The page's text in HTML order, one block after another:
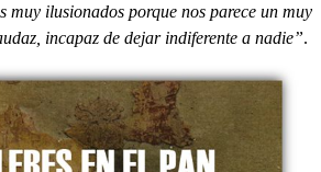
muy ilusionados porque nos parece un muy
incapaz de dejar indiferente a nadie”.